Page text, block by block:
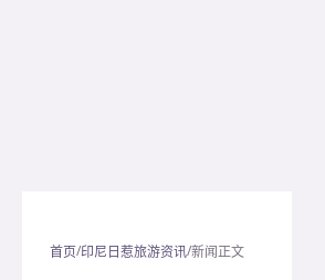
首页/印尼日惹旅游资讯/新闻正文